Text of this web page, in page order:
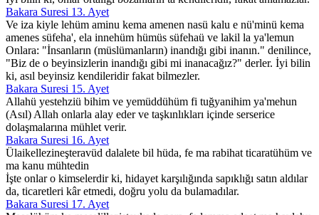
Bakara Suresi 13. Ayet
Ve iza kiyle lehüm aminu kema amenen nasü kalu e nü'minü kema
amenes süfeha', ela innehüm hümüs süfehaü ve lakil la ya'lemun
Onlara: "İnsanların (müslümanların) inandığı gibi inanın." denilince,
"Biz de o beyinsizlerin inandığı gibi mi inanacağız?" derler. İyi bilin
ki, asıl beyinsiz kendileridir fakat bilmezler.
Bakara Suresi 15. Ayet
Allahü yestehziü bihim ve yemüddühüm fi tuğyanihim ya'mehun
(Asıl) Allah onlarla alay eder ve taşkınlıkları içinde serserice
dolaşmalarına mühlet verir.
Bakara Suresi 16. Ayet
Ülaikellezineşteravüd dalalete bil hüda, fe ma rabihat ticaratühüm ve
ma kanu mühtedin
İşte onlar o kimselerdir ki, hidayet karşılığında sapıklığı satın aldılar
da, ticaretleri kâr etmedi, doğru yolu da bulamadılar.
Bakara Suresi 17. Ayet